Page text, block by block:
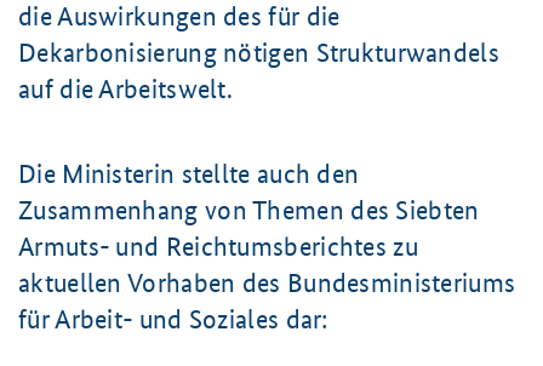
die Auswirkungen des für die
Dekarbonisierung nötigen Strukturwandels
auf die Arbeitswelt.
Die Ministerin stellte auch den
Zusammenhang von Themen des Siebten
Armuts- und Reichtumsberichtes zu
aktuellen Vorhaben des Bundesministeriums
für Arbeit- und Soziales dar: